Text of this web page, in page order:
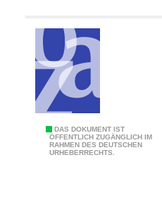
DAS DOKUMENT IST
ÖFFENTLICH ZUGÄNGLICH IM
RAHMEN DES DEUTSCHEN
URHEBERRECHTS.